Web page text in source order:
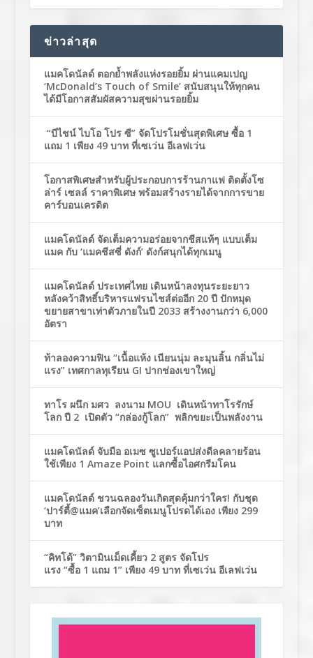
ข่าวล่าสุด
แมคโดนัลด์ ตอกย้ำพลังแห่งรอยยิ้ม ผ่านแคมเปญ
‘McDonald’s Touch of Smile’ สนับสนุนให้ทุกคน
ได้มีโอกาสสัมผัสความสุขผ่านรอยยิ้ม
“บีไชน์ ไบโอ โปร ซี” จัดโปรโมชั่นสุดพิเศษ ซื้อ 1
แถม 1 เพียง 49 บาท ที่เซเว่น อีเลฟเว่น
โอกาสพิเศษสำหรับผู้ประกอบการร้านกาแฟ ติดตั้งโซ
ล่าร์ เซลล์ ราคาพิเศษ พร้อมสร้างรายได้จากการขาย
คาร์บอนเครดิต
แมคโดนัลด์ จัดเต็มความอร่อยจากชีสแท้ๆ แบบเต็ม
แมค กับ ‘แมคชีสซี่ ดังก์’ ดังก์สนุกได้ทุกเมนู
แมคโดนัลด์ ประเทศไทย เดินหน้าลงทุนระยะยาว
หลังคว้าสิทธิ์บริหารแฟรนไชส์ต่ออีก 20 ปี ปักหมุด
ขยายสาขาเท่าตัวภายในปี 2033 สร้างงานกว่า 6,000
อัตรา
ท้าลองความฟิน “เนื้อแห้ง เนียนนุ่ม ละมุนลิ้น กลิ่นไม่
แรง” เทศกาลทุเรียน GI ปากช่องเขาใหญ่
ทาโร ผนึก มศว ลงนาม MOU เดินหน้าทาโรรักษ์
โลก ปี 2 เปิดตัว “กล่องกู้โลก” พลิกขยะเป็นพลังงาน
แมคโดนัลด์ จับมือ อเมซ ซูเปอร์แอปส่งดีลคลายร้อน
ใช้เพียง 1 Amaze Point แลกซื้อไอศกรีมโคน
แมคโดนัลด์ ชวนฉลองวันเกิดสุดคุ้มกว่าใคร! กับชุด
‘ปาร์ตี้@แมค’เลือกจัดเซ็ตเมนูโปรดได้เอง เพียง 299
บาท
“คิทโด้” วิตามินเม็ดเคี้ยว 2 สูตร จัดโปร
แรง “ซื้อ 1 แถม 1” เพียง 49 บาท ที่เซเว่น อีเลฟเว่น